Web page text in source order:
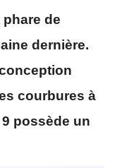
de
dernière.
courbures à
9 possède un